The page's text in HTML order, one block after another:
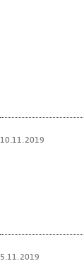
10.11.2019
5.11.2019